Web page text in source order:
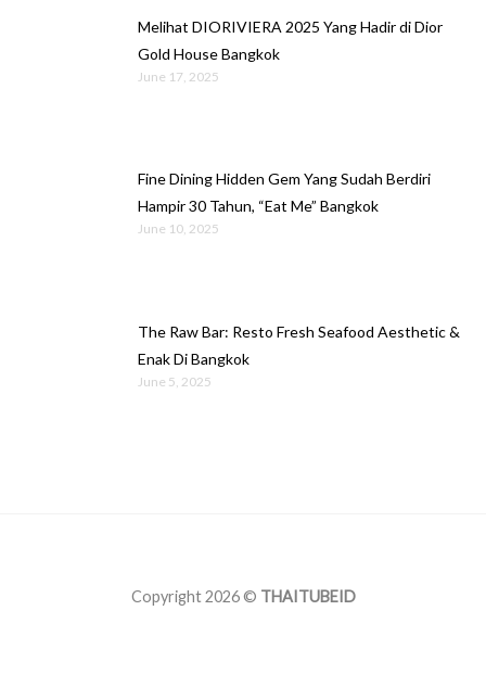
Melihat DIORIVIERA 2025 Yang Hadir di Dior
Gold House Bangkok
June 17, 2025
Fine Dining Hidden Gem Yang Sudah Berdiri
Hampir 30 Tahun, “Eat Me” Bangkok
June 10, 2025
The Raw Bar: Resto Fresh Seafood Aesthetic &
Enak Di Bangkok
June 5, 2025
Copyright 2026 © THAITUBEID